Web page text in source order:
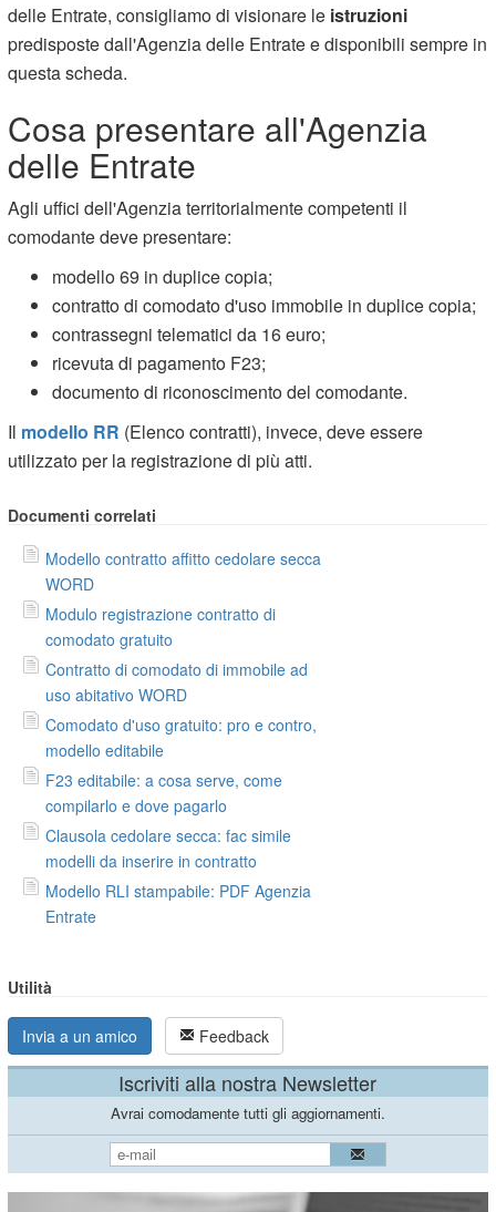
delle Entrate, consigliamo di visionare le istruzioni
predisposte dall'Agenzia delle Entrate e disponibili sempre in
questa scheda.
Cosa presentare all'Agenzia
delle Entrate
Agli uffici dell'Agenzia territorialmente competenti il
comodante deve presentare:
modello 69 in duplice copia;
contratto di comodato d'uso immobile in duplice copia;
contrassegni telematici da 16 euro;
ricevuta di pagamento F23;
documento di riconoscimento del comodante.
Il modello RR (Elenco contratti), invece, deve essere
utilizzato per la registrazione di più atti.
Documenti correlati
Modello contratto affitto cedolare secca
WORD
Modulo registrazione contratto di
comodato gratuito
Contratto di comodato di immobile ad
uso abitativo WORD
Comodato d'uso gratuito: pro e contro,
modello editabile
F23 editabile: a cosa serve, come
compilarlo e dove pagarlo
Clausola cedolare secca: fac simile
modelli da inserire in contratto
Modello RLI stampabile: PDF Agenzia
Entrate
Utilità
Invia a un amico Feedback
Iscriviti alla nostra Newsletter
Avrai comodamente tutti gli aggiornamenti.